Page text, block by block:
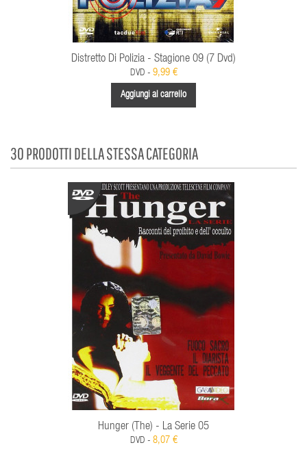
Distretto Di Polizia - Stagione 09 (7 Dvd)
DVD - 9,99 €
Aggiungi al carrello
30 PRODOTTI DELLA STESSA CATEGORIA
Hunger (The) - La Serie 05
DVD - 8,07 €